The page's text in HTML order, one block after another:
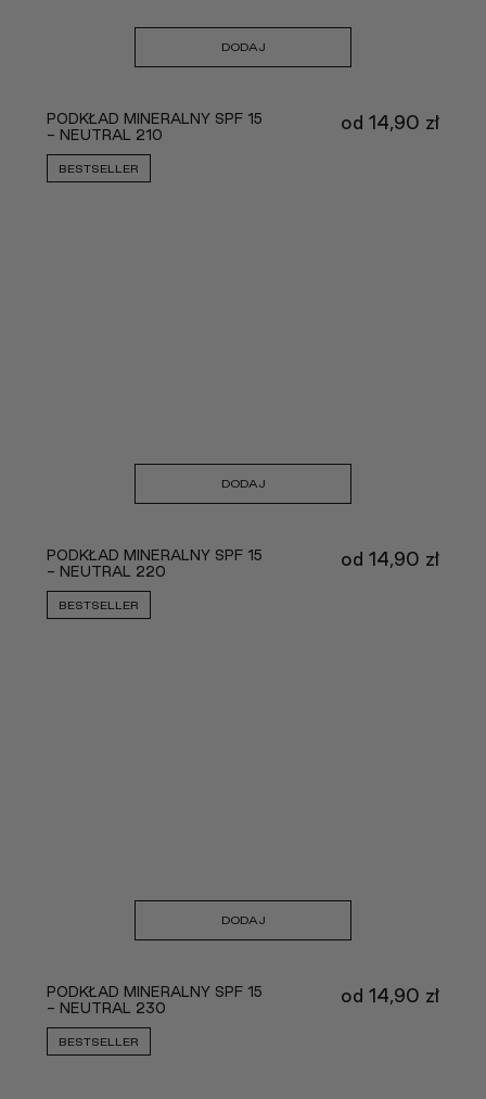
DODAJ
PODKŁAD MINERALNY SPF 15
- NEUTRAL 210
BESTSELLER
od 14,90 zł
DODAJ
PODKŁAD MINERALNY SPF 15
- NEUTRAL 220
BESTSELLER
od 14,90 zł
DODAJ
PODKŁAD MINERALNY SPF 15
- NEUTRAL 230
BESTSELLER
od 14,90 zł